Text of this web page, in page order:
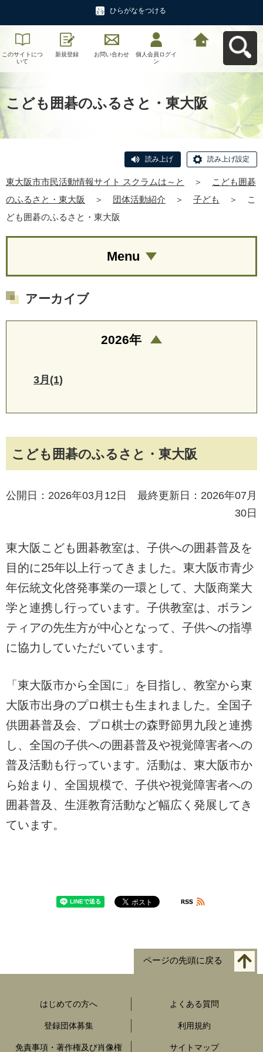
ひらがなをつける
このサイトにつ
いて
新規登録 お問い合わせ
個人会員ログイ
ン
こども囲碁のふるさと・東大阪
読み上げ 読み上げ設定
東大阪市市民活動情報サイト スクラムは～と ＞
こども囲碁
のふるさと・東大阪
＞ 団体活動紹介 ＞ 子ども ＞
こ
ども囲碁のふるさと・東大阪
こども囲碁のふるさと・東大阪
公開日：2026年03月12日 最終更新日：2026年07月
30日
東大阪こども囲碁教室は、 子供への囲碁普及を
目的に25年以上行ってきました。 東大阪市青少
年伝統文化啓発事業の一環として、大阪商業大
学と連携し行っています。子供教室は、ボラン
ティアの先生方が中心となって、子供への指導
に協力していただいています。
「東大阪市から全国に」を目指し、 教室から東
大阪市出身のプロ棋士も生まれました。 全国子
供囲碁普及会、 プロ棋士の森野節男九段と連携
し、全国の子供への囲碁普及や視覚障害者への
普及活動も行っています。 活動は、東大阪市か
ら始まり、全国規模で、子供や視覚障害者への
囲碁普及、生涯教育活動など幅広く発展してき
ています。
Menu
アーカイブ
2026年
3月(1)
ページの先頭に戻る
はじめての方へ よくある質問
登録団体募集 利用規約
免責事項・著作権及び肖像権 サイトマップ